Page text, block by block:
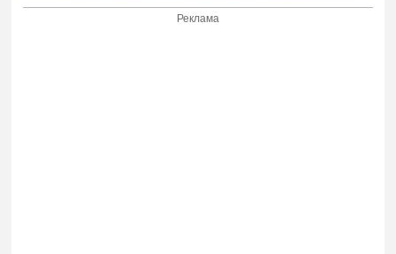
Реклама